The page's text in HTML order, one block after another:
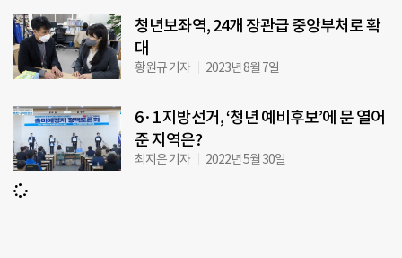
청년보좌역, 24개 장관급 중앙부처로 확
대
황원규 기자 2023년 8월 7일
6·1 지방선거, ‘청년 예비후보’에 문 열어
준 지역은?
최지은 기자 2022년 5월 30일